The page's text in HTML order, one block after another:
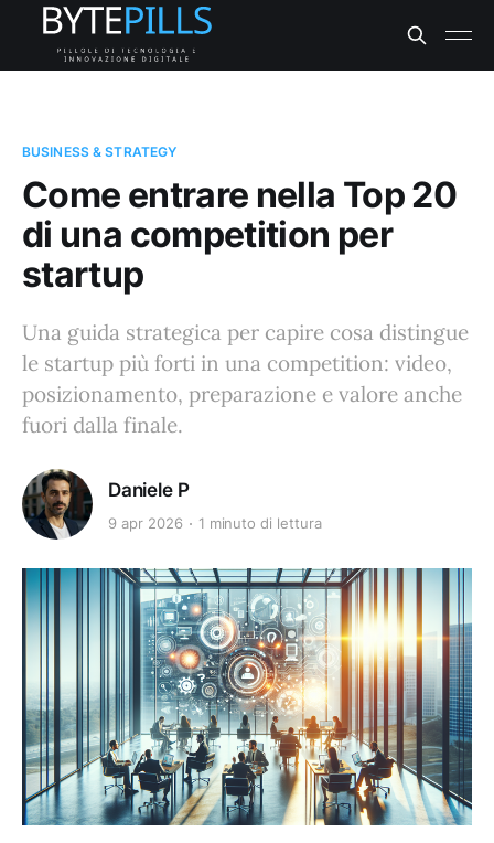
BUSINESS & STRATEGY
Come entrare nella Top 20
di una competition per
startup
Una guida strategica per capire cosa distingue
le startup più forti in una competition: video,
posizionamento, preparazione e valore anche
fuori dalla finale.
Daniele P
9 apr 2026 1 minuto di lettura